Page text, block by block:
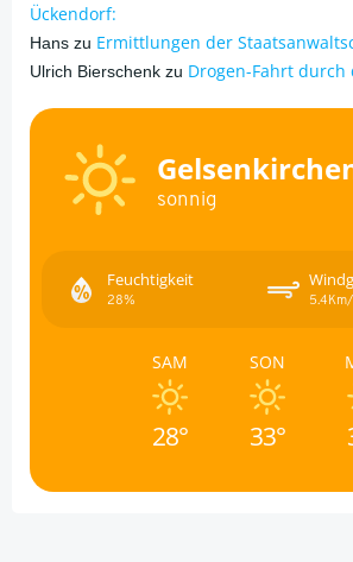
Ückendorf:
Hans zu Ermittlungen der
Ulrich Bierschenk zu Drogen-Fahrt durch
sonnig
Feuchtigkeit
28%
SAM
28°
SON
33°